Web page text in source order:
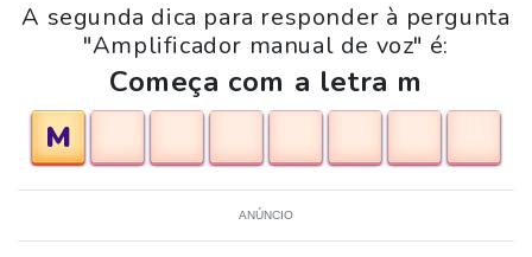
A segunda dica para responder à pergunta
"Amplificador manual de voz" é:
Começa com a letra m
M
ANÚNCIO